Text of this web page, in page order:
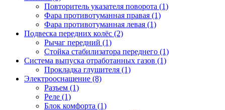
Повторитель указателя поворота (1)
Фара противотуманная правая (1)
Фара противотуманная левая (1)
Подвеска передних колёс (2)
Рычаг передний (1)
Стойка стабилизатора переднего (1)
Система выпуска отработанных газов (1)
Прокладка глушителя (1)
Электрооснащение (8)
Разъем (1)
Реле (1)
Блок комфорта (1)